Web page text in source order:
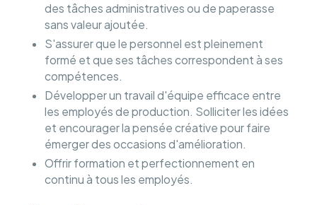
des tâches administratives ou de paperasse
sans valeur ajoutée.
S'assurer que le personnel est pleinement
formé et que ses tâches correspondent à ses
compétences.
Développer un travail d'équipe efficace entre
les employés de production. Solliciter les idées
et encourager la pensée créative pour faire
émerger des occasions d'amélioration.
Offrir formation et perfectionnement en
continu à tous les employés.